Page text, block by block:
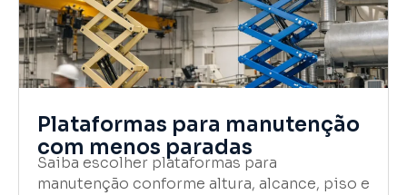
Plataformas para manutenção
com menos paradas
Saiba escolher plataformas para
manutenção conforme altura, alcance, piso e